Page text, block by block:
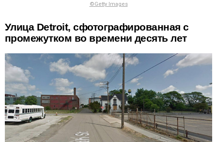
©Getty Images
Улица Detroit, сфотографированная с
промежутком во времени десять лет